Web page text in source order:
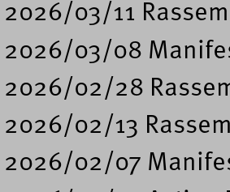
2026/03/11
2026/03/08
2026/02/28
2026/02/13
2026/02/07